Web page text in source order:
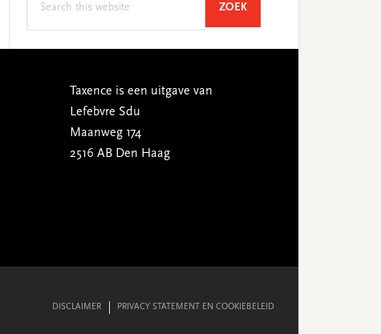
ZOEKSEARCH
Taxence is een uitgave van
Lefebvre Sdu
Maanweg 174
2516 AB Den Haag
DISCLAIMER PRIVACY STATEMENT EN COOKIEBELEID